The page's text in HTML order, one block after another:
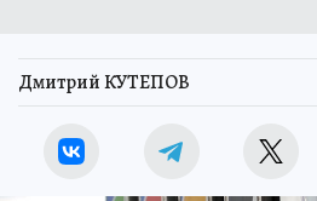
Дмитрий КУТЕПОВ